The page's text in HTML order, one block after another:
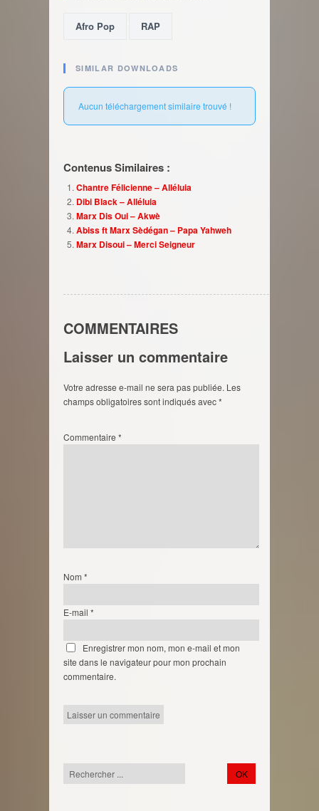
Afro Pop RAP
SIMILAR DOWNLOADS
Aucun téléchargement similaire trouvé !
Contenus Similaires :
Chantre Félicienne – Alléluia
Dibi Black – Alléluia
Marx Dis Oui – Akwè
Abiss ft Marx Sèdégan – Papa Yahweh
Marx Disoui – Merci Seigneur
COMMENTAIRES
Laisser un commentaire
Votre adresse e-mail ne sera pas publiée. Les
champs obligatoires sont indiqués avec*
Commentaire *
Nom *
E-mail *
Enregistrer mon nom, mon e-mail et mon
site dans le navigateur pour mon prochain
commentaire.